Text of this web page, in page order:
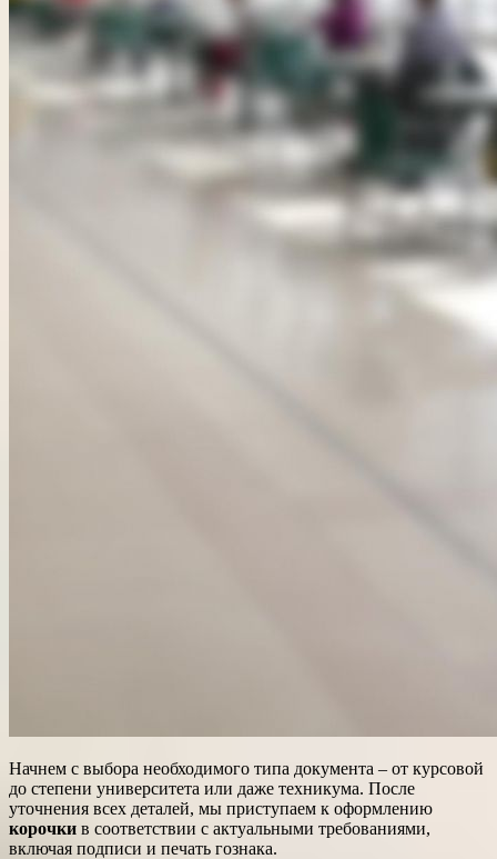
Начнем с выбора необходимого типа документа – от курсовой
до степени университета или даже техникума. После
уточнения всех деталей, мы приступаем к оформлению
корочки в соответствии с актуальными требованиями,
включая подписи и печать гознака.